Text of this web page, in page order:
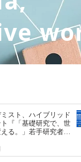
スト、ハイブリッド
『「基礎研究で、世
る。」若手研究者た
選ぶ16社・総額400
業賞を発表！』を8